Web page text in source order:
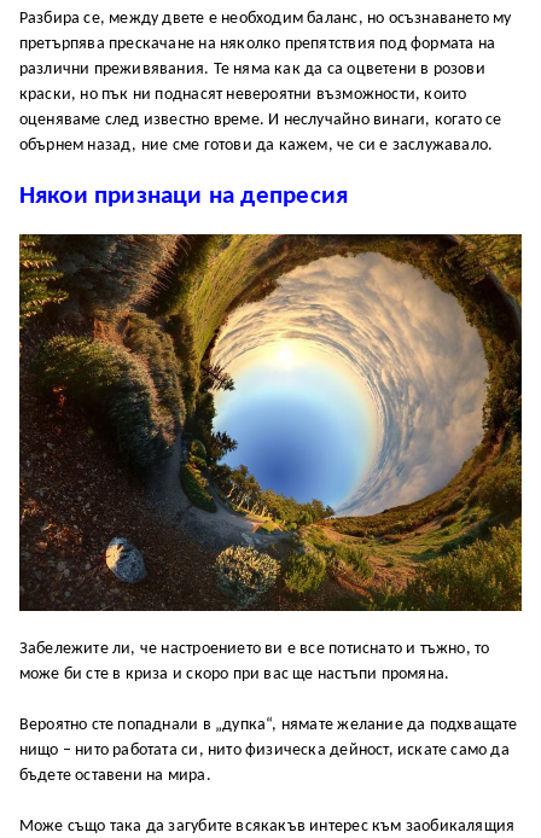
Разбира се, между двете е необходим баланс, но осъзнаването му
претърпява прескачане на няколко препятствия под формата на
различни преживявания. Те няма как да са оцветени в розови
краски, но пък ни поднасят невероятни възможности, които
оценяваме след известно време. И неслучайно винаги, когато се
обърнем назад, ние сме готови да кажем, че си е заслужавало.
Някои признаци на депресия
Забележите ли, че настроението ви е все потиснато и тъжно, то
може би сте в криза и скоро при вас ще настъпи промяна.
Вероятно сте попаднали в „дупка“, нямате желание да подхващате
нищо – нито работата си, нито физическа дейност, искате само да
бъдете оставени на мира.
Може също така да загубите всякакъв интерес към заобикалящия